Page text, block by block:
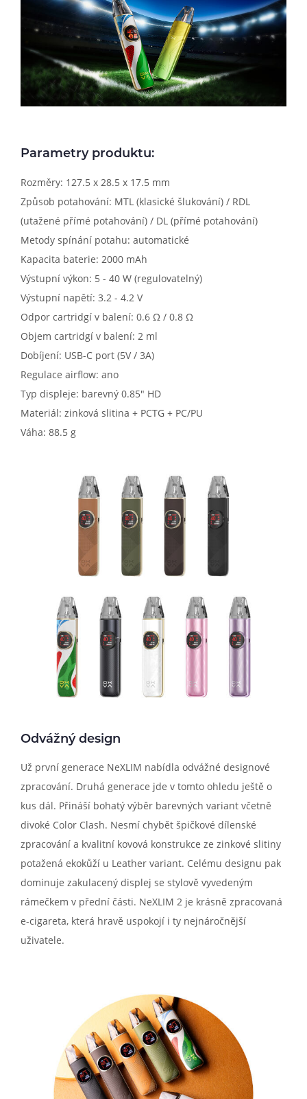
Parametry produktu:
Rozměry: 127.5 x 28.5 x 17.5 mm
Způsob potahování: MTL (klasické šlukování) / RDL
(utažené přímé potahování) / DL (přímé potahování)
Metody spínání potahu: automatické
Kapacita baterie: 2000 mAh
Výstupní výkon: 5 - 40 W (regulovatelný)
Výstupní napětí: 3.2 - 4.2 V
Odpor cartridgí v balení: 0.6 Ω / 0.8 Ω
Objem cartridgí v balení: 2 ml
Dobíjení: USB-C port (5V / 3A)
Regulace airflow: ano
Typ displeje: barevný 0.85" HD
Materiál: zinková slitina + PCTG + PC/PU
Váha: 88.5 g
Odvážný design
Už první generace NeXLIM nabídla odvážné designové
zpracování. Druhá generace jde v tomto ohledu ještě o
kus dál. Přináší bohatý výběr barevných variant včetně
divoké Color Clash. Nesmí chybět špičkové dílenské
zpracování a kvalitní kovová konstrukce ze zinkové slitiny
potažená ekokůží u Leather variant. Celému designu pak
dominuje zakulacený displej se stylově vyvedeným
rámečkem v přední části. NeXLIM 2 je krásně zpracovaná
e-cigareta, která hravě uspokojí i ty nejnáročnější
uživatele.